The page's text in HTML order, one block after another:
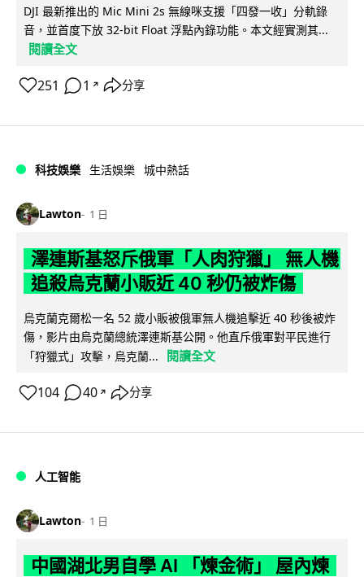
DJI 最新推出的 Mic Mini 2s 無線咪支援「四發一收」分軌錄
音，並首度下放 32-bit Float 浮點內錄功能。本文經實測其...
閱讀全文
251 1 ↗ 分享
科技娛樂 生活娛樂 城中熱話
Lawton 1 日
澤連斯基怒斥俄軍「人肉狩獵」 無人機
追殺烏克蘭小販近 40 秒仍被炸傷
烏克蘭克爾松一名 52 歲小販被俄軍無人機追擊近 40 秒後被炸
傷，影片由烏克蘭總統澤連斯基公開。他直斥俄軍對平民進行
「狩獵式」攻擊，烏克蘭...
閱讀全文
104 40 ↗ 分享
人工智能
Lawton 1 日
中國湖北男自學 AI 「煉金術」 屋內煉